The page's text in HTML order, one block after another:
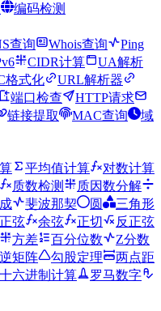
编码检测
查询 Whois查询
Ping
CIDR计算
UA解析
格式化
URL解析器
端口检查
HTTP请求
链接提取 MAC查询
域
平均值计算
对数计算
质数检测
质因数分解
斐波那契 圆
三角形
正弦 余弦 正切
反正弦
方差 百分位数
Z分数
逆矩阵 勾股定理
两点距
十六进制计算
罗马数字